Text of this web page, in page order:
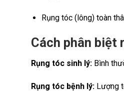
Rụng tóc (lông) toàn
Cách phân biệt
Rụng tóc sinh lý: Bình
Rụng tóc bệnh lý: Lượng